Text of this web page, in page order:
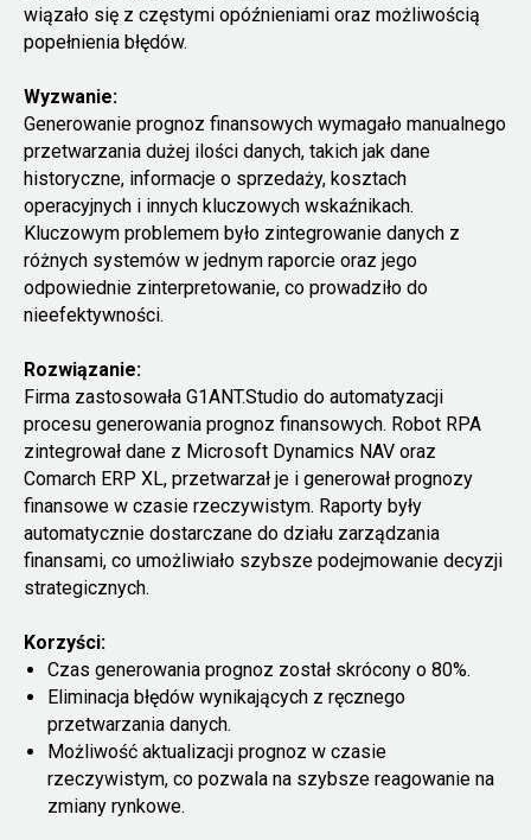
wiązało się z częstymi opóźnieniami oraz możliwością
popełnienia błędów.
Wyzwanie:
Generowanie prognoz finansowych wymagało manualnego
przetwarzania dużej ilości danych, takich jak dane
historyczne, informacje o sprzedaży, kosztach
operacyjnych i innych kluczowych wskaźnikach.
Kluczowym problemem było zintegrowanie danych z
różnych systemów w jednym raporcie oraz jego
odpowiednie zinterpretowanie, co prowadziło do
nieefektywności.
Rozwiązanie:
Firma zastosowała G1ANT.Studio do automatyzacji
procesu generowania prognoz finansowych. Robot RPA
zintegrował dane z Microsoft Dynamics NAV oraz
Comarch ERP XL, przetwarzał je i generował prognozy
finansowe w czasie rzeczywistym. Raporty były
automatycznie dostarczane do działu zarządzania
finansami, co umożliwiało szybsze podejmowanie decyzji
strategicznych.
Korzyści:
Czas generowania prognoz został skrócony o 80%.
Eliminacja błędów wynikających z ręcznego
przetwarzania danych.
Możliwość aktualizacji prognoz w czasie
rzeczywistym, co pozwala na szybsze reagowanie na
zmiany rynkowe.